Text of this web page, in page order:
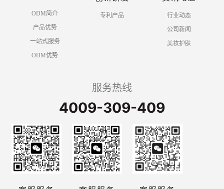
ODM简介
产品优势
一站式服务
ODM优势
专利产品
行业动态
公司新闻
美妆护肤
服务热线
4009-309-409